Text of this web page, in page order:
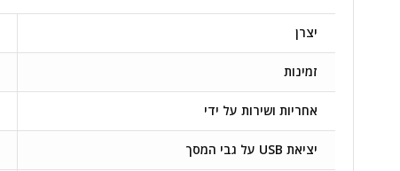
יצרן
זמינות
אחריות ושירות על ידי
יציאת USB על גבי המסך